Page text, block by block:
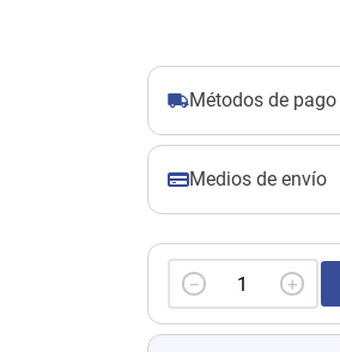
Métodos de pago
Medios de envío
＋
－